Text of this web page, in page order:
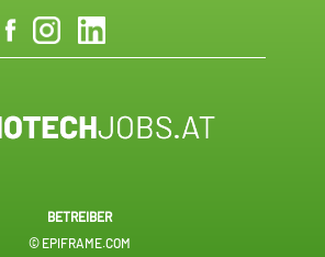
BETREIBER
© EPIFRAME.COM